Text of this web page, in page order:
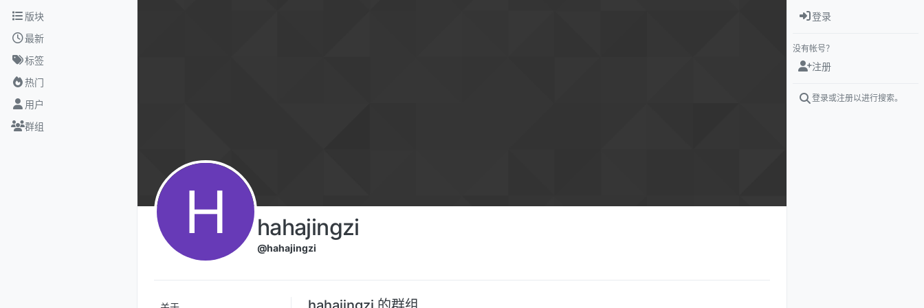
跳转至内容
版块
最新
标签
热门
用户
群组
H hahajingzi
@hahajingzi
登录
没有帐号？
注册
登录或注册以进行搜索。